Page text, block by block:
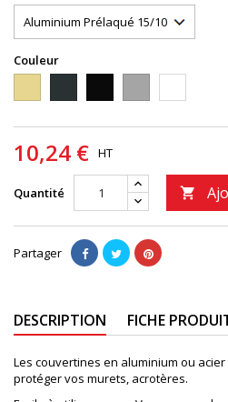
Couleur
10,24 € HT
Quantité 
Partager
DESCRIPTION FICHE
Les couvertines en aluminium ou
protéger vos murets, acrotères.